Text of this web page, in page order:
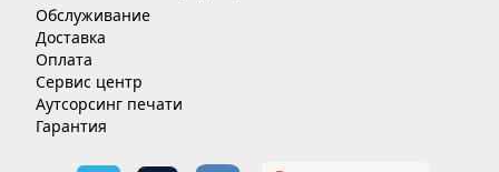
Обслуживание
Доставка
Оплата
Сервис центр
Аутсорсинг печати
Гарантия